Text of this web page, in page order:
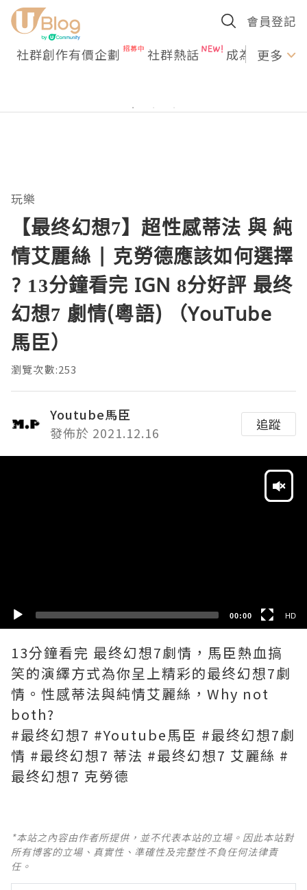
會員登記
社群創作有價企劃 社群熱話 成為U更多
玩樂
【最终幻想7】超性感蒂法 與 純
情艾麗絲 | 克勞德應該如何選擇
? 13分鐘看完 IGN 8分好評 最终
幻想7 劇情(粵語) （YouTube
馬臣）
瀏覽次數:253
Youtube馬臣
發佈於 2021.12.16
追蹤
00:00 HD
13分鐘看完 最终幻想7劇情，馬臣熱血搞
笑的演繹方式為你呈上精彩的最终幻想7劇
情。性感蒂法與純情艾麗絲，Why not
both?
#最终幻想7 #Youtube馬臣 #最终幻想7劇
情 #最终幻想7 蒂法 #最终幻想7 艾麗絲 #
最终幻想7 克勞德
*本站之內容由作者所提供，並不代表本站的立場。因此本站對
所有博客的立場、真實性、準確性及完整性不負任何法律責
任。